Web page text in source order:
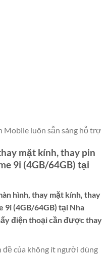
Mobile luôn sẵn sàng hỗ trợ
mặt kính, thay pin
9i (4GB/64GB) tại
hình, thay mặt kính, thay
9i (4GB/64GB) tại Nha
điện thoại cần được thay
đề của không ít người dùng